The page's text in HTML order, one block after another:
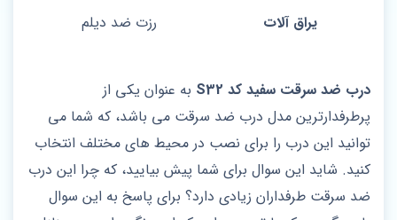
یراق آلات رزت ضد دیلم
درب ضد سرقت سفید کد S32
به عنوان یکی از
پرطرفدارترین مدل درب ضد سرقت می باشد، که شما می
توانید این درب را برای نصب در محیط های مختلف انتخاب
کنید. شاید این سوال برای شما پیش بیایید، که چرا این درب
ضد سرقت طرفداران زیادی دارد؟ برای پاسخ به این سوال